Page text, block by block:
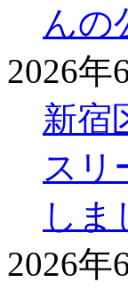
んの
2026年
新宿
スリ
しま
2026年